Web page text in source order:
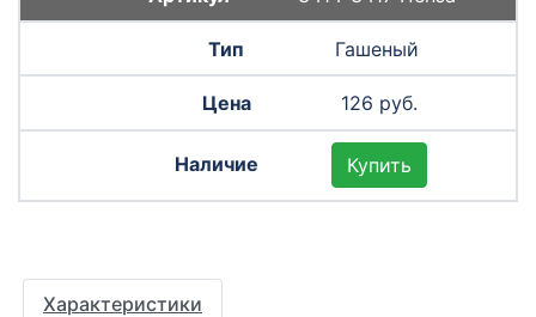
Гашеный
126 руб.
Купить
Характеристики